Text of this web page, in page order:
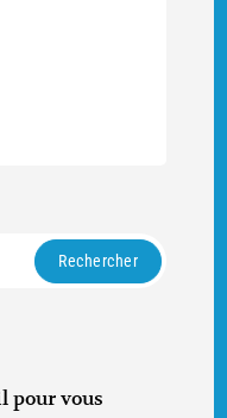
pour vous